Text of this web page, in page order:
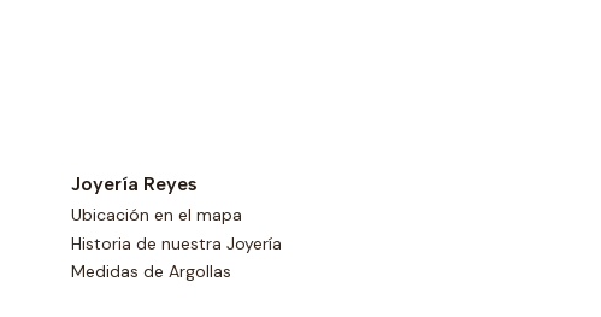
Joyería Reyes
Ubicación en el mapa
Historia de nuestra Joyería
Medidas de Argollas